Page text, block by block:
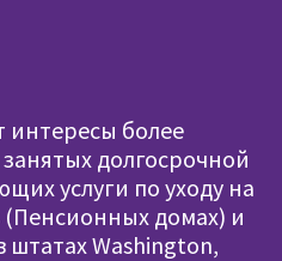
интересы более
долгосрочной
услуги по уходу на
(Пенсионных домах) и
штатах Washington,